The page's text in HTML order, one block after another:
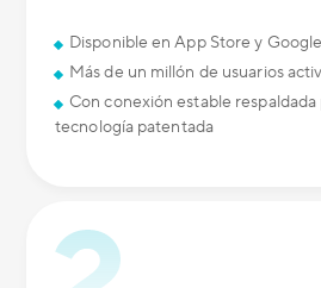
Disponible en App Store y
Más de un millón de usuarios
Con conexión estable
tecnología patentada